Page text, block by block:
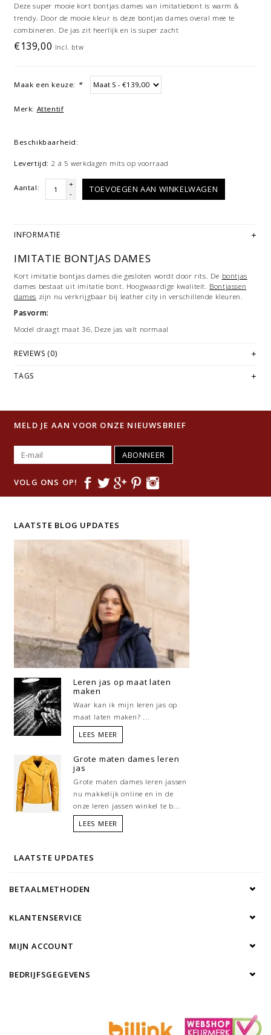
Deze super mooie kort bontjas dames van imitatiebont is warm &
trendy. Door de mooie kleur is deze bontjas dames overal mee te
combineren. De jas zit heerlijk en is super zacht
€139,00 Incl. btw
Maak een keuze: *
Merk: Attentif
Beschikbaarheid:
Levertijd: 2 á 5 werkdagen mits op voorraad
Aantal:
+
-
TOEVOEGEN AAN WINKELWAGEN
INFORMATIE
IMITATIE BONTJAS DAMES
Kort imitatie bontjas dames die gesloten wordt door rits. De bontjas
dames bestaat uit imitatie bont. Hoogwaardige kwaliteit. Bontjassen
dames zijn nu verkrijgbaar bij leather city in verschillende kleuren.
Pasvorm:
Model draagt maat 36, Deze jas valt normaal
REVIEWS (0)
TAGS
MELD JE AAN VOOR ONZE NIEUWSBRIEF
ABONNEER
VOLG ONS OP!
LAATSTE BLOG UPDATES
Leren jas op maat laten
maken
Waar kan ik mijn leren jas op
maat laten maken? ...
LEES MEER
Grote maten dames leren
jas
Grote maten dames leren jassen
nu makkelijk online en in de
onze leren jassen winkel te b...
LEES MEER
LAATSTE UPDATES
BETAALMETHODEN
KLANTENSERVICE
MIJN ACCOUNT
BEDRIJFSGEGEVENS